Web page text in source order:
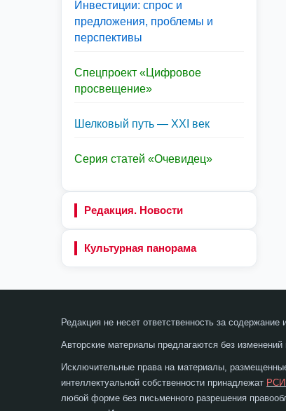
Инвестиции: спрос и
предложения, проблемы и
перспективы
Спецпроект «Цифровое
просвещение»
Шелковый путь — XXI век
Серия статей «Очевидец»
Редакция. Новости
Культурная панорама
Редакция не несет ответственность за
Авторские материалы предлагаются без
Исключительные права на материалы,
интеллектуальной собственности принадлежат РСИ
любой форме без письменного разрешения